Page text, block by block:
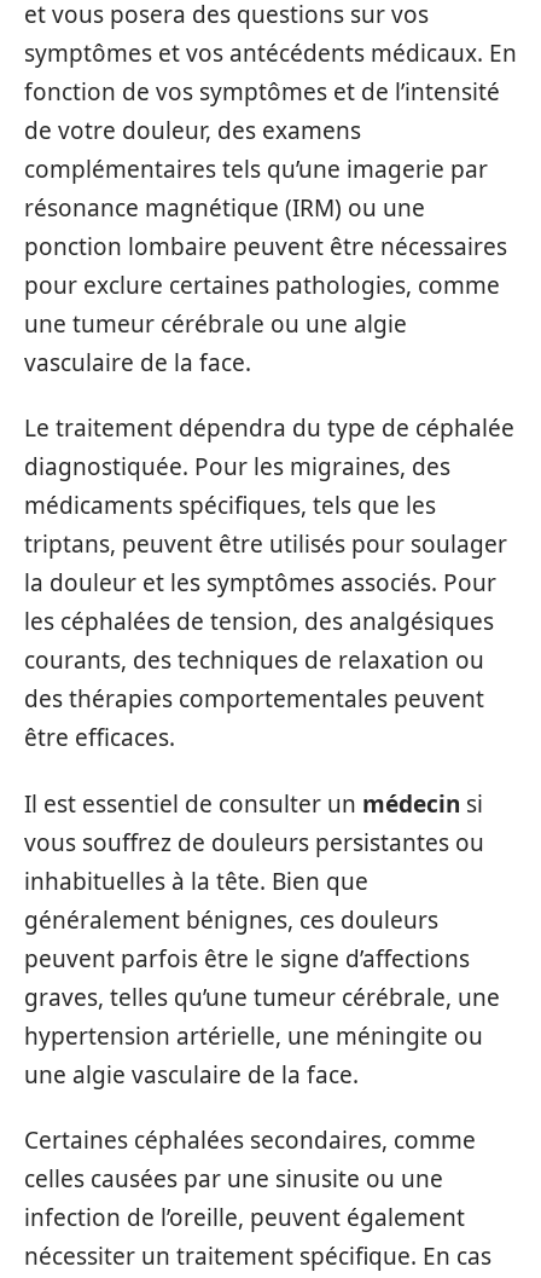
et vous posera des questions sur vos
symptômes et vos antécédents médicaux. En
fonction de vos symptômes et de l’intensité
de votre douleur, des examens
complémentaires tels qu’une imagerie par
résonance magnétique (IRM) ou une
ponction lombaire peuvent être nécessaires
pour exclure certaines pathologies, comme
une tumeur cérébrale ou une algie
vasculaire de la face.
Le traitement dépendra du type de céphalée
diagnostiquée. Pour les migraines, des
médicaments spécifiques, tels que les
triptans, peuvent être utilisés pour soulager
la douleur et les symptômes associés. Pour
les céphalées de tension, des analgésiques
courants, des techniques de relaxation ou
des thérapies comportementales peuvent
être efficaces.
Il est essentiel de consulter un médecin si
vous souffrez de douleurs persistantes ou
inhabituelles à la tête. Bien que
généralement bénignes, ces douleurs
peuvent parfois être le signe d’affections
graves, telles qu’une tumeur cérébrale, une
hypertension artérielle, une méningite ou
une algie vasculaire de la face.
Certaines céphalées secondaires, comme
celles causées par une sinusite ou une
infection de l’oreille, peuvent également
nécessiter un traitement spécifique. En cas